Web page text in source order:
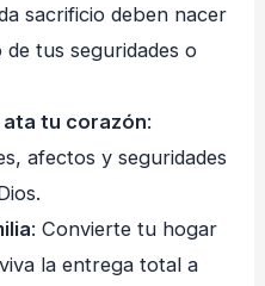
sacrificio deben nacer
tus seguridades o
ata tu corazón:
afectos y seguridades
: Convierte tu hogar
la entrega total a